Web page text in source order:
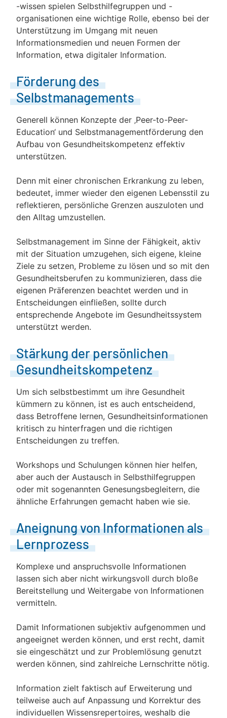
-wissen spielen Selbsthilfegruppen und -
organisationen eine wichtige Rolle, ebenso bei der
Unterstützung im Umgang mit neuen
Informationsmedien und neuen Formen der
Information, etwa digitaler Information.
Förderung des
Selbstmanagements
Generell können Konzepte der ‚Peer-to-Peer-
Education‘ und Selbstmanagementförderung den
Aufbau von Gesundheitskompetenz effektiv
unterstützen.
Denn mit einer chronischen Erkrankung zu leben,
bedeutet, immer wieder den eigenen Lebensstil zu
reflektieren, persönliche Grenzen auszuloten und
den Alltag umzustellen.
Selbstmanagement im Sinne der Fähigkeit, aktiv
mit der Situation umzugehen, sich eigene, kleine
Ziele zu setzen, Probleme zu lösen und so mit den
Gesundheitsberufen zu kommunizieren, dass die
eigenen Präferenzen beachtet werden und in
Entscheidungen einfließen, sollte durch
entsprechende Angebote im Gesundheitssystem
unterstützt werden.
Stärkung der persönlichen
Gesundheitskompetenz
Um sich selbstbestimmt um ihre Gesundheit
kümmern zu können, ist es auch entscheidend,
dass Betroffene lernen, Gesundheitsinformationen
kritisch zu hinterfragen und die richtigen
Entscheidungen zu treffen.
Workshops und Schulungen können hier helfen,
aber auch der Austausch in Selbsthilfegruppen
oder mit sogenannten Genesungsbegleitern, die
ähnliche Erfahrungen gemacht haben wie sie.
Aneignung von Informationen als
Lernprozess
Komplexe und anspruchsvolle Informationen
lassen sich aber nicht wirkungsvoll durch bloße
Bereitstellung und Weitergabe von Informationen
vermitteln.
Damit Informationen subjektiv aufgenommen und
angeeignet werden können, und erst recht, damit
sie eingeschätzt und zur Problemlösung genutzt
werden können, sind zahlreiche Lernschritte nötig.
Information zielt faktisch auf Erweiterung und
teilweise auch auf Anpassung und Korrektur des
individuellen Wissensrepertoires, weshalb die